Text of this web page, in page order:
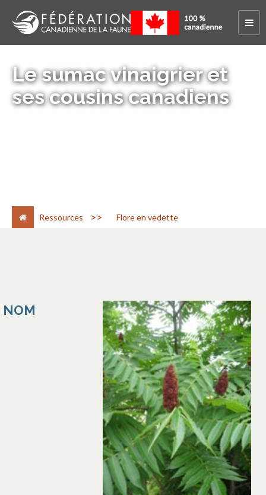
Le sumac vinaigrier et
ses cousins canadiens
Ressources > Flore en vedette
NOM